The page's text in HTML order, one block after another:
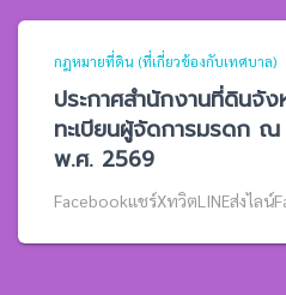
กฎหมายที่ดิน (ที่เกี่ยวข้องกับเทศบาล)
ประกาศสำนักงานที่ดินจั
ทะเบียนผู้จัดการมรดก
พ.ศ. 2569
Facebookแชร์XทวิตLINEส่งไลน์